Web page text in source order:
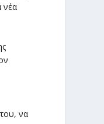
νέα
να